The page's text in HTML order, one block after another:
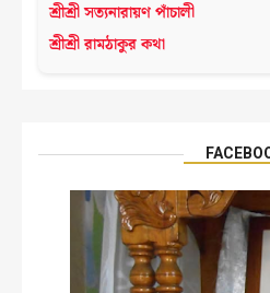
শ্রীশ্রী সত্যনারায়ণ পাঁচালী
শ্রীশ্রী রামঠাকুর কথা